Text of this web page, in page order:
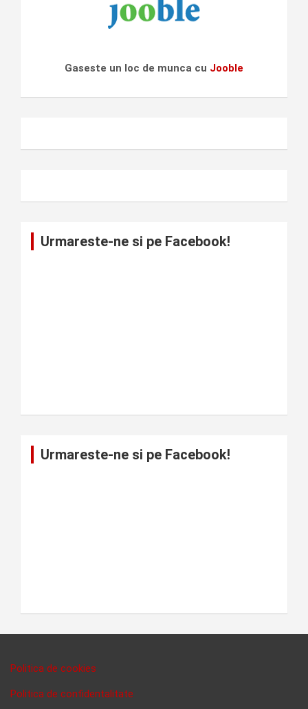
Gaseste un loc de munca cu Jooble
Urmareste-ne si pe Facebook!
Urmareste-ne si pe Facebook!
Politica de cookies
Politica de confidentalitate